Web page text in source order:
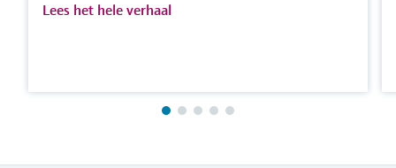
Lees het hele verhaal